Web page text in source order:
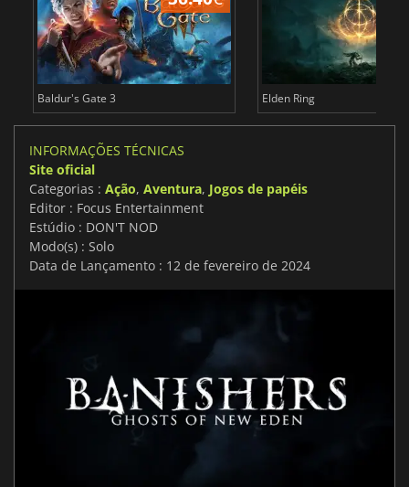
Baldur's Gate 3 Elden Ring
INFORMAÇÕES TÉCNICAS
Site oficial
Categorias : Ação, Aventura, Jogos de papéis
Editor : Focus Entertainment
Estúdio : DON'T NOD
Modo(s) : Solo
Data de Lançamento : 12 de fevereiro de 2024